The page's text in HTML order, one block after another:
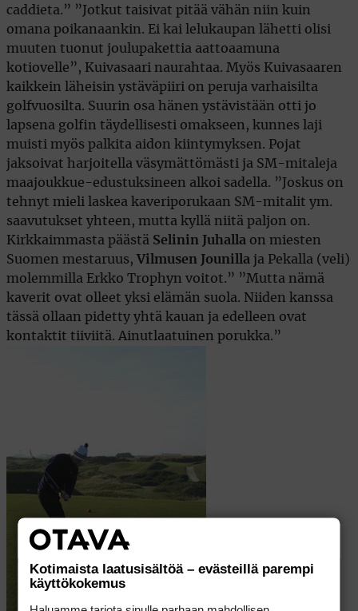
caddieta.” ”Jotkut taisivat pitää vähän niin kuin
omana poikanaankin. Ei kai lelukaupan lähetti olisi
muuten tuonut joulupakettia aattoaamuna
kotiovelle”, Kuivasaari naurahtaa. Myös Kuivasaaren
kaikkein läheisin ystäväpiiri on peruja varhaisilta
golfvuosilta. Suurin osa hänen ystävistään otti jo
lapsena golfin täydellisesti omakseen, kunnes laji
muisti myös palkita aidon kiintymyksen. Pojat
jaksoivat harjoitella väsymättömästi ja SM-mitaleja
maajoukkue-edustuksineen alkoi sadella. ”Joskus on
tehnyt mieli laskea kaveriporukaan SM-mitalit ym.
saavutukset yhteen, mutta kyllä niitä paljon on.
Kirkkaimmasta päästä Selinin Juhalla on miesten
Suomen mestaruus, Vilmusen Jounilla ja Pekalla (veli)
molemmilla Erkko Trophyn voitot.” ”Mutta nämä
kaverit ovat olleet yksi elämän suola. Niiden kanssa
tässä ollaan pidetty yhtä kauan ja edelleen ovat
kontaktit tiiviitä. Ainutlaatuinen porukka.”
Kotimaista laatusisältöä – evästeillä parempi
käyttökokemus